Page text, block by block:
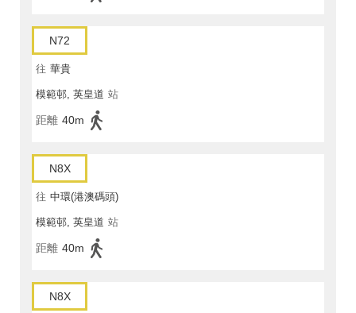
N72
往 華貴
模範邨, 英皇道 站
距離 40m
N8X
往 中環(港澳碼頭)
模範邨, 英皇道 站
距離 40m
N8X